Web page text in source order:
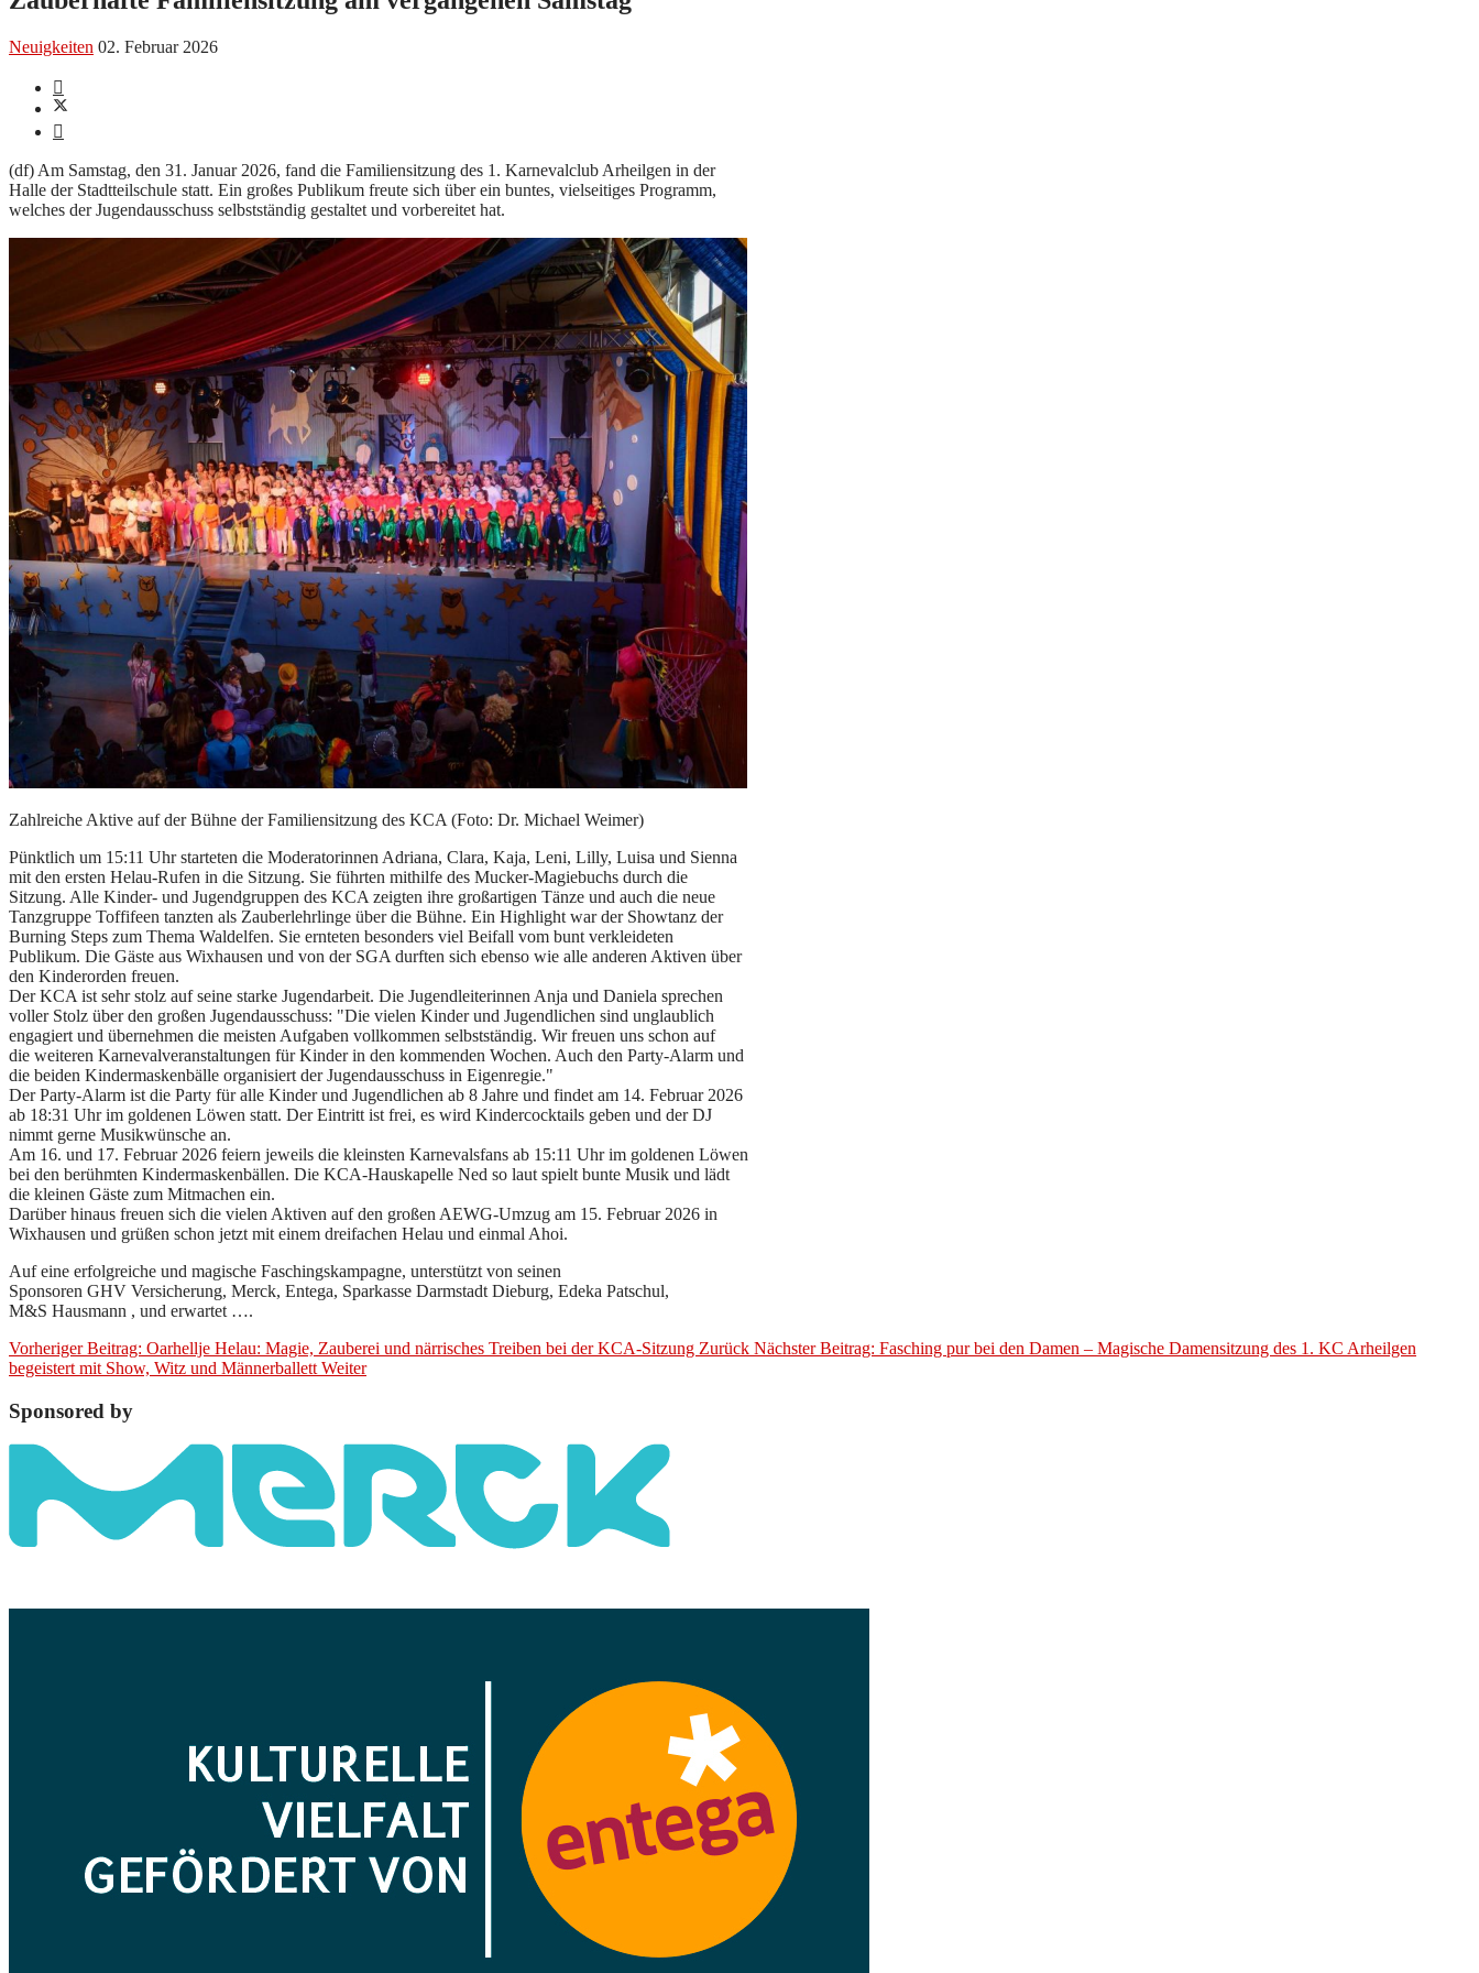
Neuigkeiten 02. Februar 2026
(df) Am Samstag, den 31. Januar 2026, fand die Familiensitzung des 1. Karnevalclub Arheilgen in der
Halle der Stadtteilschule statt. Ein großes Publikum freute sich über ein buntes, vielseitiges Programm,
welches der Jugendausschuss selbstständig gestaltet und vorbereitet hat.
Zahlreiche Aktive auf der Bühne der Familiensitzung des KCA (Foto: Dr. Michael Weimer)
Pünktlich um 15:11 Uhr starteten die Moderatorinnen Adriana, Clara, Kaja, Leni, Lilly, Luisa und Sienna
mit den ersten Helau-Rufen in die Sitzung. Sie führten mithilfe des Mucker-Magiebuchs durch die
Sitzung. Alle Kinder- und Jugendgruppen des KCA zeigten ihre großartigen Tänze und auch die neue
Tanzgruppe Toffifeen tanzten als Zauberlehrlinge über die Bühne. Ein Highlight war der Showtanz der
Burning Steps zum Thema Waldelfen. Sie ernteten besonders viel Beifall vom bunt verkleideten
Publikum. Die Gäste aus Wixhausen und von der SGA durften sich ebenso wie alle anderen Aktiven über
den Kinderorden freuen.
Der KCA ist sehr stolz auf seine starke Jugendarbeit. Die Jugendleiterinnen Anja und Daniela sprechen
voller Stolz über den großen Jugendausschuss: "Die vielen Kinder und Jugendlichen sind unglaublich
engagiert und übernehmen die meisten Aufgaben vollkommen selbstständig. Wir freuen uns schon auf
die weiteren Karnevalveranstaltungen für Kinder in den kommenden Wochen. Auch den Party-Alarm und
die beiden Kindermaskenbälle organisiert der Jugendausschuss in Eigenregie."
Der Party-Alarm ist die Party für alle Kinder und Jugendlichen ab 8 Jahre und findet am 14. Februar 2026
ab 18:31 Uhr im goldenen Löwen statt. Der Eintritt ist frei, es wird Kindercocktails geben und der DJ
nimmt gerne Musikwünsche an.
Am 16. und 17. Februar 2026 feiern jeweils die kleinsten Karnevalsfans ab 15:11 Uhr im goldenen Löwen
bei den berühmten Kindermaskenbällen. Die KCA-Hauskapelle Ned so laut spielt bunte Musik und lädt
die kleinen Gäste zum Mitmachen ein.
Darüber hinaus freuen sich die vielen Aktiven auf den großen AEWG-Umzug am 15. Februar 2026 in
Wixhausen und grüßen schon jetzt mit einem dreifachen Helau und einmal Ahoi.
Auf eine erfolgreiche und magische Faschingskampagne, unterstützt von seinen
Sponsoren GHV Versicherung, Merck, Entega, Sparkasse Darmstadt Dieburg, Edeka Patschul,
M&S Hausmann , und erwartet ….
Vorheriger Beitrag: Oarhellje Helau: Magie, Zauberei und närrisches Treiben bei der KCA-Sitzung Zurück Nächster Beitrag: Fasching pur bei den Damen – Magische Damensitzung des 1. KC Arheilgen
begeistert mit Show, Witz und Männerballett Weiter
Sponsored by